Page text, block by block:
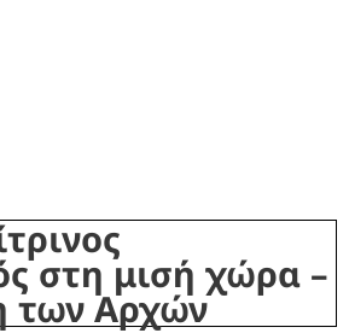
στη μισή χώρα –
των Αρχών